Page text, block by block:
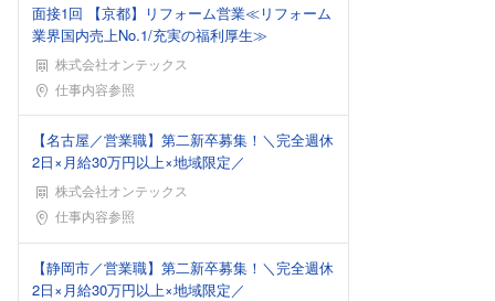
面接1回 【京都】リフォーム営業≪リフォーム
業界国内売上No.1/充実の福利厚生≫
株式会社オンテックス
勤務地仕事内容参照
【名古屋／営業職】第二新卒募集！＼完全週休
2日×月給30万円以上×地域限定／
株式会社オンテックス
勤務地仕事内容参照
【静岡市／営業職】第二新卒募集！＼完全週休
2日×月給30万円以上×地域限定／